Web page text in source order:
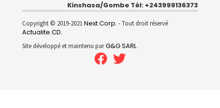
Kinshasa/Gombe Tél: +243999136373
Copyright © 2019-2021Next Corp. - Tout droit réservé
Actualite.CD.
Site développé et maintenu parG&G SARL